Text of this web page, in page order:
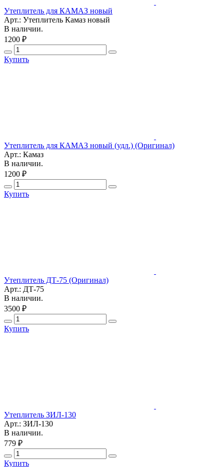
Утеплитель для КАМАЗ новый
Арт.: Утеплитель Камаз новый
В наличии.
1200 ₽
Купить
Утеплитель для КАМАЗ новый (удл.) (Оригинал)
Арт.: Камаз
В наличии.
1200 ₽
Купить
Утеплитель ДТ-75 (Оригинал)
Арт.: ДТ-75
В наличии.
3500 ₽
Купить
Утеплитель ЗИЛ-130
Арт.: ЗИЛ-130
В наличии.
779 ₽
Купить